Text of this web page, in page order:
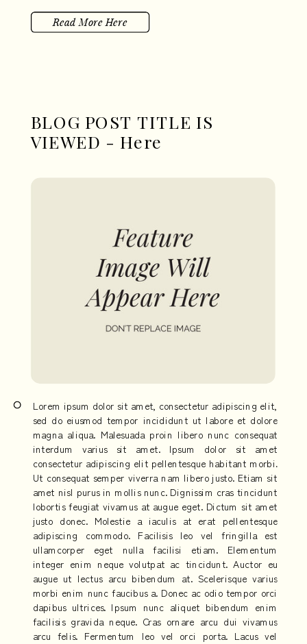
adipiscing vitae proin sagittis nisl.
Read More Here
BLOG POST TITLE IS
VIEWED - Here
Lorem ipsum dolor sit amet, consectetur adipiscing elit,
sed do eiusmod tempor incididunt ut labore et dolore
magna aliqua. Malesuada proin libero nunc consequat
interdum varius sit amet. Ipsum dolor sit amet
consectetur adipiscing elit pellentesque habitant morbi.
Ut consequat semper viverra nam libero justo. Etiam sit
amet nisl purus in mollis nunc. Dignissim cras tincidunt
lobortis feugiat vivamus at augue eget. Dictum sit amet
justo donec. Molestie a iaculis at erat pellentesque
adipiscing commodo. Facilisis leo vel fringilla est
ullamcorper eget nulla facilisi etiam. Elementum
integer enim neque volutpat ac tincidunt. Auctor eu
augue ut lectus arcu bibendum at. Scelerisque varius
morbi enim nunc faucibus a. Donec ac odio tempor orci
dapibus ultrices. Ipsum nunc aliquet bibendum enim
facilisis gravida neque. Cras ornare arcu dui vivamus
arcu felis. Fermentum leo vel orci porta. Lacus vel